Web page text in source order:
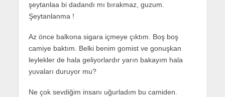
şeytanlaa bi dadandı mı bırakmaz, guzum.
Şeytanlanma !
Az önce balkona sigara içmeye çıktım. Boş boş
camiye baktım. Belki benim gomist ve gonuşkan
leylekler de hala geliyorlardır yarın bakayım hala
yuvaları duruyor mu?
Ne çok sevdiğim insanı uğurladım bu camiden.